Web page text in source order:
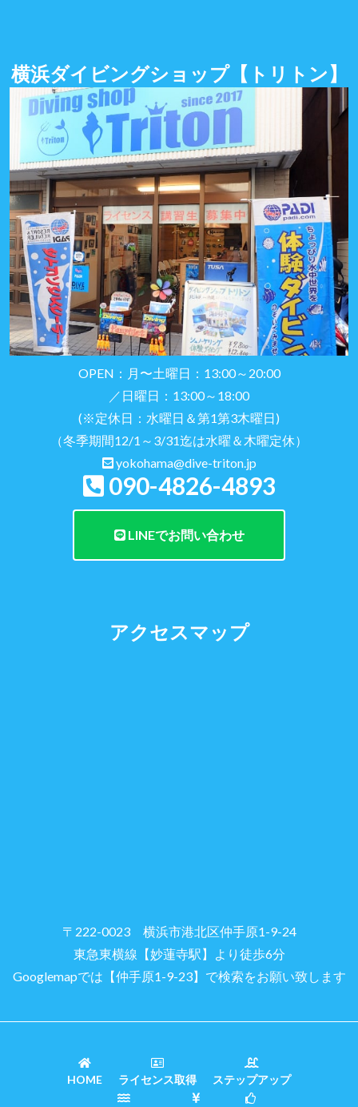
横浜ダイビングショップ【トリトン】
OPEN：月〜土曜日：13:00～20:00
／日曜日：13:00～18:00
(※定休日：水曜日＆第1第3木曜日)
（冬季期間12/1～3/31迄は水曜＆木曜定休）
yokohama@dive-triton.jp
090-4826-4893
LINEでお問い合わせ
アクセスマップ
〒222-0023 横浜市港北区仲手原1-9-24
東急東横線【妙蓮寺駅】より徒歩6分
Googlemapでは【仲手原1-9-23】で検索をお願い致します
HOME ライセンス取得 ステップアップ